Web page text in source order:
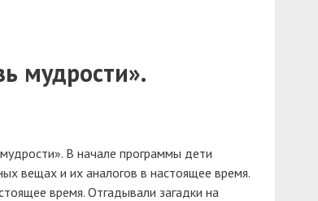
мудрости».
В начале программы дети
вещах и их аналогов в настоящее время.
время. Отгадывали загадки на